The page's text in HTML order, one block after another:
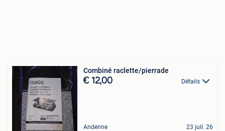
Combiné raclette/pierrade
€ 12,00 Détails
Andenne 23 juil. 26